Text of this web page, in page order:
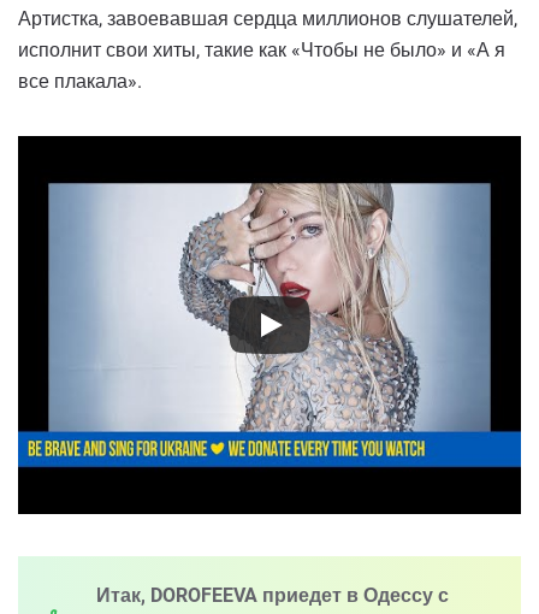
Артистка, завоевавшая сердца миллионов слушателей,
исполнит свои хиты, такие как «Чтобы не было» и «А я
все плакала».
Итак, DOROFEEVA приедет в Одессу с